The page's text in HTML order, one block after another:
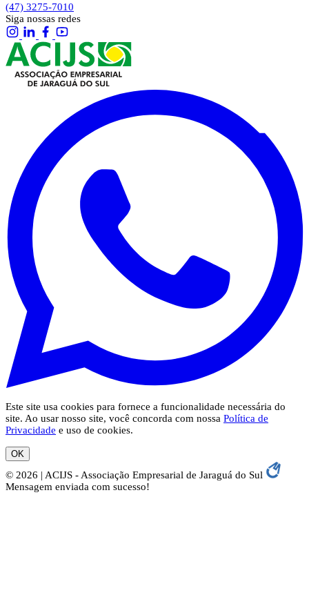
(47) 3275-7010
Siga nossas redes
Este site usa cookies para fornece a funcionalidade necessária do
site. Ao usar nosso site, você concorda com nossa Política de
Privacidade e uso de cookies.
OK
© 2026 | ACIJS - Associação Empresarial de Jaraguá do Sul
Mensagem enviada com sucesso!